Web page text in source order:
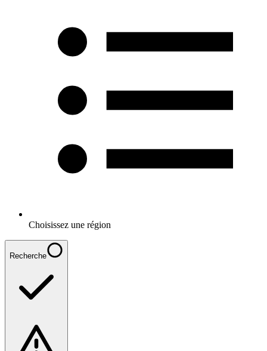
Choisissez une région
Recherche